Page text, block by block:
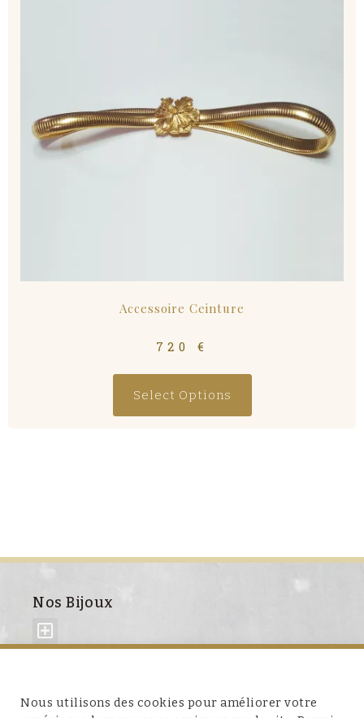
Accessoire Ceinture
720 €
Select Options
Nos Bijoux
À propos de nous
Nous utilisons des cookies pour améliorer votre